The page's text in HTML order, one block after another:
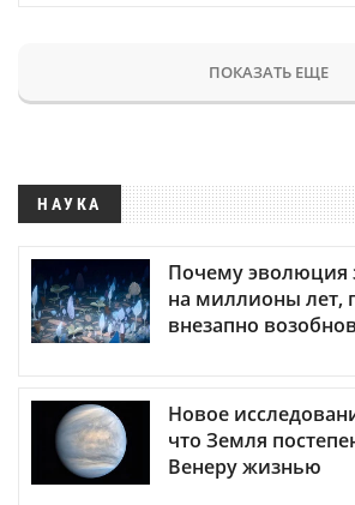
ПОКАЗАТЬ ЕЩЕ
НАУКА
Почему эволюция
на миллионы лет,
внезапно
Новое
что Земля
Венеру жизнью